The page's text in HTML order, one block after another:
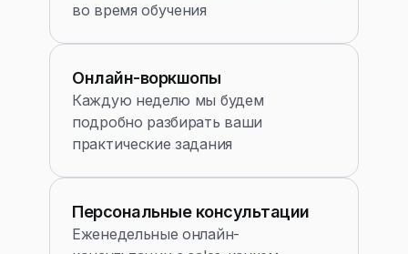
во время обучения
Онлайн-воркшопы
Каждую неделю мы будем
подробно разбирать ваши
практические задания
Персональные консультации
Еженедельные онлайн-